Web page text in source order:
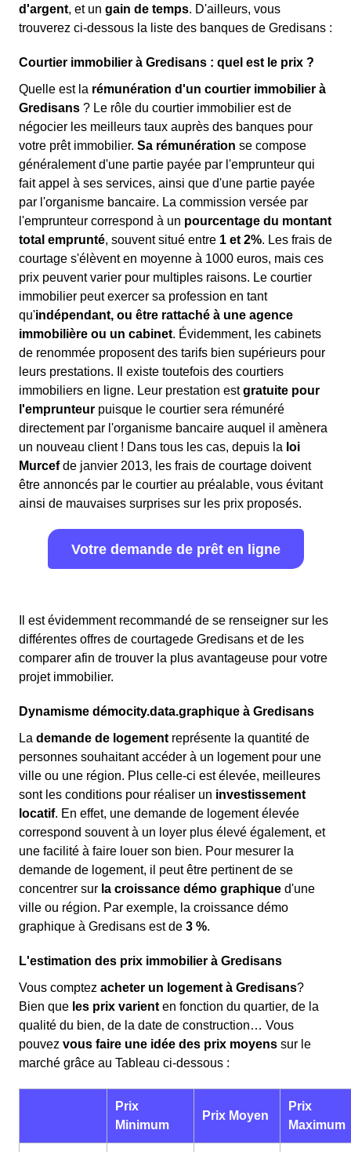
d'argent, et un gain de temps. D'ailleurs, vous
trouverez ci-dessous la liste des banques de Gredisans :
Courtier immobilier à Gredisans : quel est le prix ?
Quelle est la rémunération d'un courtier immobilier à
Gredisans ? Le rôle du courtier immobilier est de
négocier les meilleurs taux auprès des banques pour
votre prêt immobilier. Sa rémunération se compose
généralement d'une partie payée par l'emprunteur qui
fait appel à ses services, ainsi que d'une partie payée
par l'organisme bancaire. La commission versée par
l'emprunteur correspond à un pourcentage du montant
total emprunté, souvent situé entre 1 et 2%. Les frais de
courtage s'élèvent en moyenne à 1000 euros, mais ces
prix peuvent varier pour multiples raisons. Le courtier
immobilier peut exercer sa profession en tant
qu'indépendant, ou être rattaché à une agence
immobilière ou un cabinet. Évidemment, les cabinets
de renommée proposent des tarifs bien supérieurs pour
leurs prestations. Il existe toutefois des courtiers
immobiliers en ligne. Leur prestation estgratuite pour
l'emprunteur puisque le courtier sera rémunéré
directement par l'organisme bancaire auquel il amènera
un nouveau client ! Dans tous les cas, depuis la loi
Murcefde janvier 2013, les frais de courtage doivent
être annoncés par le courtier au préalable, vous évitant
ainsi de mauvaises surprises sur les prix proposés.
Votre demande de prêt en ligne
Il est évidemment recommandé de se renseigner sur les
différentes offres de courtagede Gredisans et de les
comparer afin de trouver la plus avantageuse pour votre
projet immobilier.
Dynamisme démocity.data.graphique à Gredisans
La demande de logement représente la quantité de
personnes souhaitant accéder à un logement pour une
ville ou une région. Plus celle-ci est élevée, meilleures
sont les conditions pour réaliser un investissement
locatif. En effet, une demande de logement élevée
correspond souvent à un loyer plus élevé également, et
une facilité à faire louer son bien. Pour mesurer la
demande de logement, il peut être pertinent de se
concentrer sur la croissance démo graphique d'une
ville ou région. Par exemple, la croissance démo
graphique à Gredisans est de 3 %.
L'estimation des prix immobilier à Gredisans
Vous comptez acheter un logement à Gredisans?
Bien que les prix varient en fonction du quartier, de la
qualité du bien, de la date de construction… Vous
pouvez vous faire une idée des prix moyens sur le
marché grâce au Tableau ci-dessous :
Prix
Minimum
Prix Moyen
Prix
Maximum